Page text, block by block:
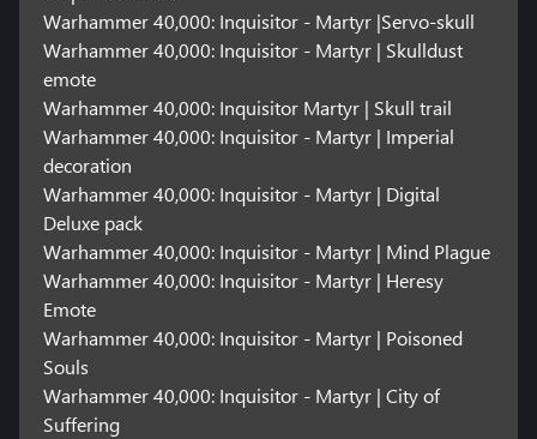
Warhammer 40,000: Inquisitor - Martyr |Servo-skull
Warhammer 40,000: Inquisitor - Martyr | Skulldust
emote
Warhammer 40,000: Inquisitor Martyr | Skull trail
Warhammer 40,000: Inquisitor - Martyr | Imperial
decoration
Warhammer 40,000: Inquisitor - Martyr | Digital
Deluxe pack
Warhammer 40,000: Inquisitor - Martyr | Mind Plague
Warhammer 40,000: Inquisitor - Martyr | Heresy
Emote
Warhammer 40,000: Inquisitor - Martyr | Poisoned
Souls
Warhammer 40,000: Inquisitor - Martyr | City of
Suffering